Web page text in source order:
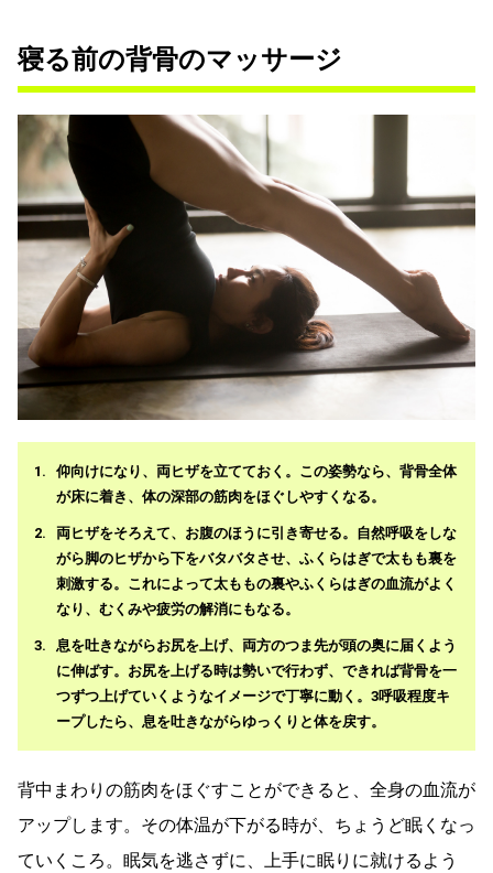
寝る前の背骨のマッサージ
仰向けになり、両ヒザを立てておく。この姿勢なら、背骨全体
が床に着き、体の深部の筋肉をほぐしやすくなる。
両ヒザをそろえて、お腹のほうに引き寄せる。自然呼吸をしな
がら脚のヒザから下をバタバタさせ、ふくらはぎで太もも裏を
刺激する。これによって太ももの裏やふくらはぎの血流がよく
なり、むくみや疲労の解消にもなる。
息を吐きながらお尻を上げ、両方のつま先が頭の奥に届くよう
に伸ばす。お尻を上げる時は勢いで行わず、できれば背骨を一
つずつ上げていくようなイメージで丁寧に動く。3呼吸程度キ
ープしたら、息を吐きながらゆっくりと体を戻す。
背中まわりの筋肉をほぐすことができると、全身の血流が
アップします。その体温が下がる時が、ちょうど眠くなっ
ていくころ。眠気を逃さずに、上手に眠りに就けるよう